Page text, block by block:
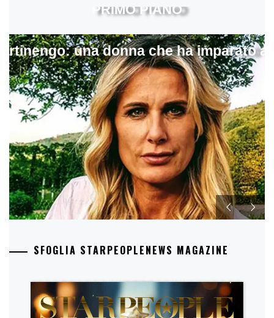
una donna che ha imparato a
PRIMO PIANO
SFOGLIA STARPEOPLENEWS MAGAZINE